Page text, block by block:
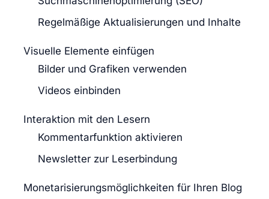
Regelmäßige Aktualisierungen und Inhalte
Visuelle Elemente einfügen
Bilder und Grafiken verwenden
Videos einbinden
Interaktion mit den Lesern
Kommentarfunktion aktivieren
Newsletter zur Leserbindung
Monetarisierungsmöglichkeiten für Ihren Blog